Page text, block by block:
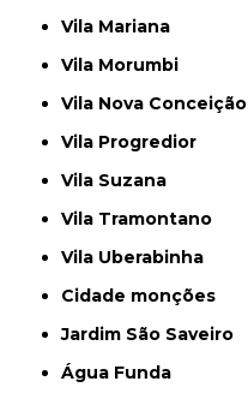
Vila Mariana
Vila Morumbi
Vila Nova Conceição
Vila Progredior
Vila Suzana
Vila Tramontano
Vila Uberabinha
cidade monções
jardim São Saveiro
Água Funda